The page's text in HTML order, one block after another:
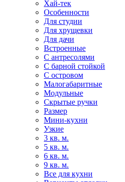
Хай-тек
Особенности
Для студии
Для хрущевки
Для дачи
Встроенные
С антресолями
С барной стойкой
С островом
Малогабаритные
Модульные
Скрытые ручки
Размер
Мини-кухни
Узкие
3 кв. м.
5 кв. м.
6 кв. м.
9 кв. м.
Все для кухни